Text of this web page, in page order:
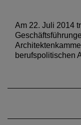
Am 22. Juli 2014
berufspolitischen